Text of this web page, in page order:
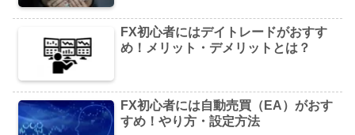
FX初心者にはデイトレードがおすす
め！メリット・デメリットとは？
FX初心者には自動売買（EA）がおす
すめ！やり方・設定方法